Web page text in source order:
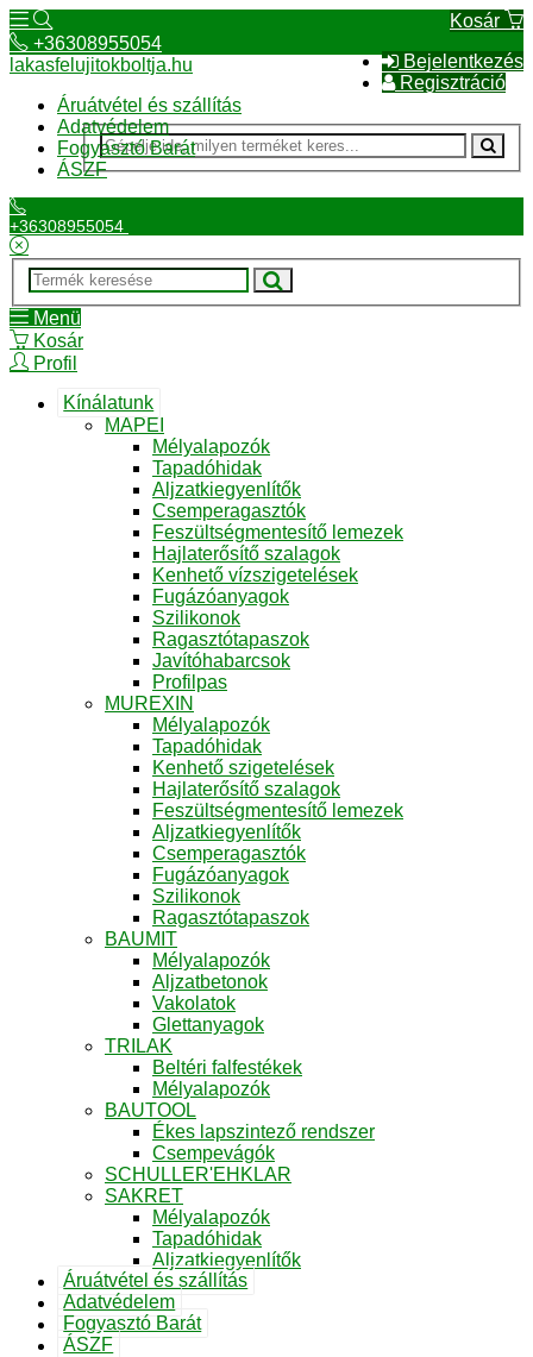
Kosár
Bejelentkezés
Regisztráció
+36308955054
lakasfelujitokboltja.hu
Áruátvétel és szállítás
Adatvédelem
Fogyasztó Barát
ÁSZF
+36308955054
Menü
Kosár
Profil
Kínálatunk
MAPEI
Mélyalapozók
Tapadóhidak
Aljzatkiegyenlítők
Csemperagasztók
Feszültségmentesítő lemezek
Hajlaterősítő szalagok
Kenhető vízszigetelések
Fugázóanyagok
Szilikonok
Ragasztótapaszok
Javítóhabarcsok
Profilpas
MUREXIN
Mélyalapozók
Tapadóhidak
Kenhető szigetelések
Hajlaterősítő szalagok
Feszültségmentesítő lemezek
Aljzatkiegyenlítők
Csemperagasztók
Fugázóanyagok
Szilikonok
Ragasztótapaszok
BAUMIT
Mélyalapozók
Aljzatbetonok
Vakolatok
Glettanyagok
TRILAK
Beltéri falfestékek
Mélyalapozók
BAUTOOL
Ékes lapszintező rendszer
Csempevágók
SCHULLER'EHKLAR
SAKRET
Mélyalapozók
Tapadóhidak
Aljzatkiegyenlítők
Áruátvétel és szállítás
Adatvédelem
Fogyasztó Barát
ÁSZF